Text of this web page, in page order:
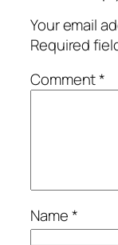
Your email
Required
Comment*
Name*